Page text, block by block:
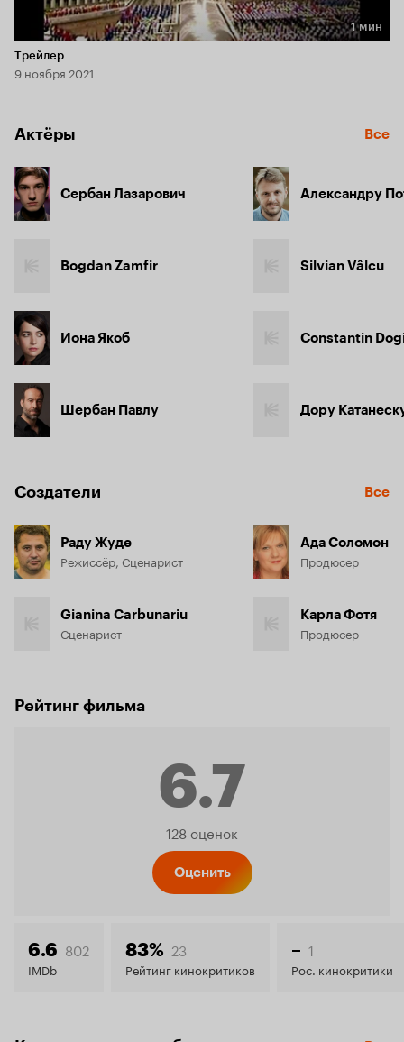
Длительность 1 мин
1 мин
Трейлер
9 ноября 2021
Актёры Все
Сербан Лазарович
Bogdan Zamfir
Иона Якоб
Шербан Павлу
Александру
Silvian Vâlcu
Constantin
Дору
Создатели Все
Раду Жуде
Режиссёр, Сценарист
Gianina Carbunariu
Сценарист
Ада Соломон
Продюсер
Карла Фотя
Продюсер
Рейтинг фильма
6.7
Рейтинг
6.7
128 оценок
Оценить
6.6 802
IMDb
83% 23
Рейтинг кинокритиков
– 1
Рос. кинокритики